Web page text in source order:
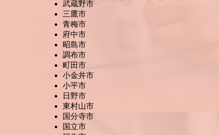
武蔵野市
三鷹市
青梅市
府中市
昭島市
調布市
町田市
小金井市
小平市
日野市
東村山市
国分寺市
国立市